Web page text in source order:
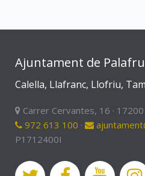
Ajuntament de
Calella, Llafranc, Llofriu,
Carrer Cervantes, 16 ·
972 613 100 ·
P1712400I